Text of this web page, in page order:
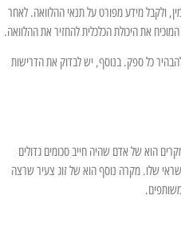
ולקבל מידע מפורט על תנאי ההלוואה. לאחר
את היכולת הכלכלית להחזיר את ההלוואה.
כל ספק. בנוסף, יש לבדוק את הדרישות
הוא של אדם שהיה חייב סכומים גדולים
שלו. מקרה נוסף הוא של זוג צעיר שרצה